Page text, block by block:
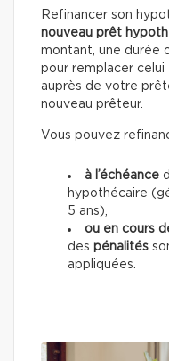
Refinancer son
nouveau prêt
montant, une durée
pour remplacer celui
auprès de votre
nouveau prêteur.
Vous pouvez
à l’échéance
hypothécaire
5 ans),
ou en cours
des pénalités
appliquées.